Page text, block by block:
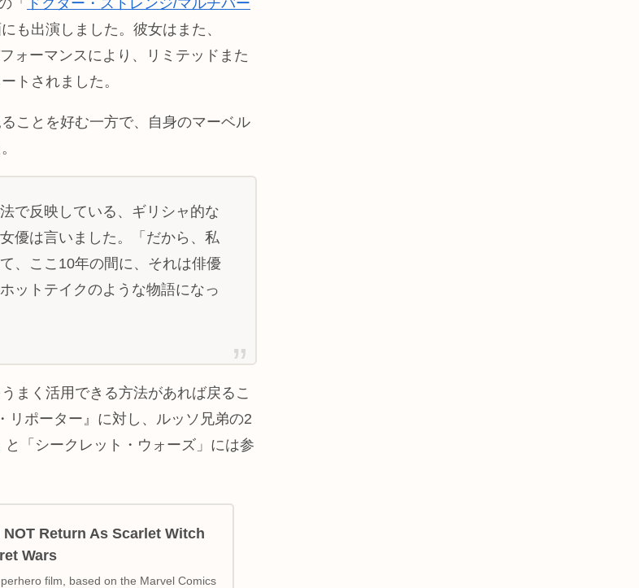
「
ドクター・ストレンジ/マルチバー
も出演しました。彼女はまた、
ォーマンスにより、リミテッドまた
トされました。
ことを好む一方で、自身のマーベル
で反映している、ギリシャ的な
優は言いました。「だから、私
、ここ10年の間に、それは俳優
ットテイクのような物語になっ
まく活用できる方法があれば戻るこ
リポーター』に対し、ルッソ兄弟の2
と「シークレット・ウォーズ」には参
Return As Scarlet Witch
Wars
film, based on the Marvel Comics